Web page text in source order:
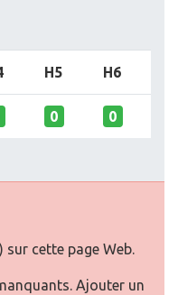
H5 H6
0 0
sur cette page Web.
Ajouter un